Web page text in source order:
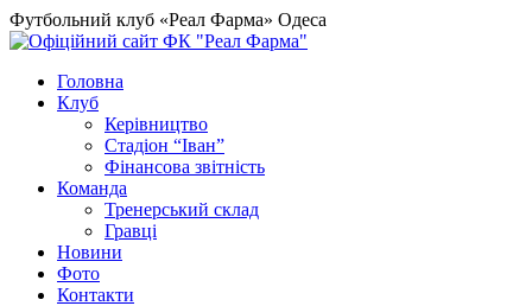
Футбольний клуб «Реал Фарма» Одеса
Головна
Клуб
Керівництво
Стадіон “Іван”
Фінансова звітність
Команда
Тренерський склад
Гравці
Новини
Фото
Контакти